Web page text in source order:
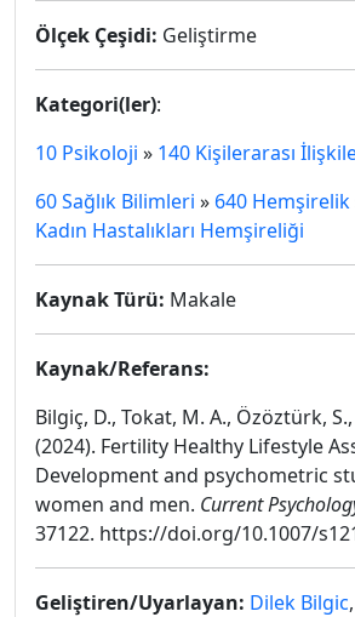
Ölçek Çeşidi: Geliştirme
Kategori(ler):
10 Psikoloji » 140 Kişilerarası
60 Sağlık Bilimleri » 640 Hemşirelik
Kadın Hastalıkları Hemşireliği
Kaynak Türü: Makale
Kaynak/Referans:
Bilgiç, D., Tokat, M. A., Özöztürk, S.,
(2024). Fertility Healthy Lifestyle
Development and psychometric
women and men. Current
37122. https://doi.org/10.1007/
Geliştiren/Uyarlayan: Dilek Bilgic,